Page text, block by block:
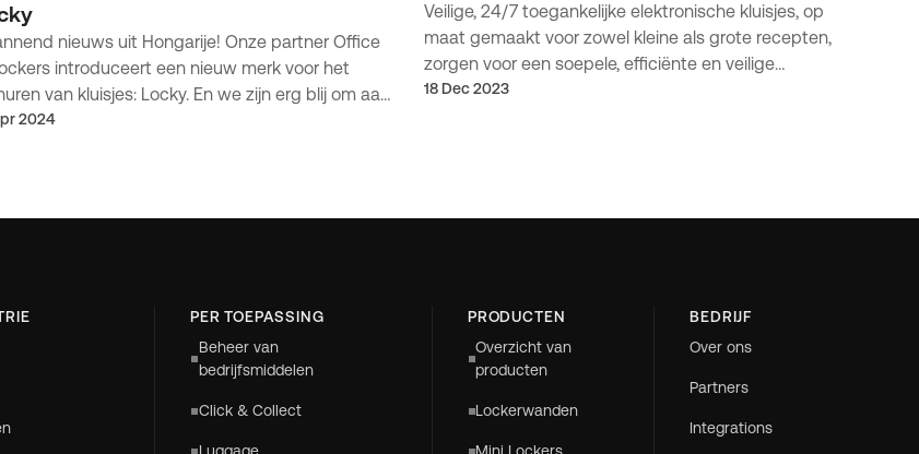
nieuws uit Hongarije! Onze partner Office
introduceert een nieuw merk voor het
van kluisjes: Locky. En we zijn erg blij om aan
dat we betrokken zijn bij de realisatie
2024
Veilige, 24/7 toegankelijke elektronische kluisjes, op
maat gemaakt voor zowel kleine als grote recepten,
zorgen voor een soepele, efficiënte en veilige
ophaalervaring van medicijnen.
18 Dec 2023
PER TOEPASSING
Beheer van
bedrijfsmiddelen
Click & Collect
PRODUCTEN
Overzicht van
producten
Lockerwanden
BEDRIJF
Over ons
Partners
Integrations